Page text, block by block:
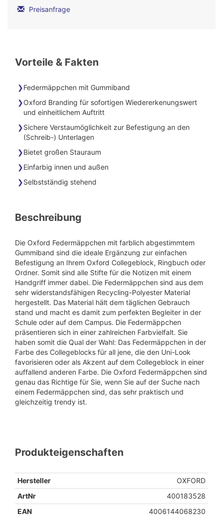
Preisanfrage
Vorteile & Fakten
Federmäppchen mit Gummiband
Oxford Branding für sofortigen Wiedererkenungswert
und einheitlichem Auftritt
Sichere Verstaumöglichkeit zur Befestigung an den
(Schreib-) Unterlagen
Bietet großen Stauraum
Einfarbig innen und außen
Selbstständig stehend
Beschreibung
Die Oxford Federmäppchen mit farblich abgestimmtem
Gummiband sind die ideale Ergänzung zur einfachen
Befestigung an Ihrem Oxford Collegeblock, Ringbuch oder
Ordner. Somit sind alle Stifte für die Notizen mit einem
Handgriff immer dabei. Die Federmäppchen sind aus dem
sehr widerstandsfähigen Recycling-Polyester Material
hergestellt. Das Material hält dem täglichen Gebrauch
stand und macht es damit zum perfekten Begleiter in der
Schule oder auf dem Campus. Die Federmäppchen
präsentieren sich in einer zahlreichen Farbvielfalt. Sie
haben somit die Qual der Wahl: Das Federmäppchen in der
Farbe des Collegeblocks für all jene, die den Uni-Look
favorisieren oder als Akzent auf dem Collegeblock in einer
auffallend anderen Farbe. Die Oxford Federmäppchen sind
genau das Richtige für Sie, wenn Sie auf der Suche nach
einem Federmäppchen sind, das sehr praktisch und
gleichzeitig trendy ist.
Produkteigenschaften
Hersteller
OXFORD
ArtNr
400183528
EAN
4006144068230